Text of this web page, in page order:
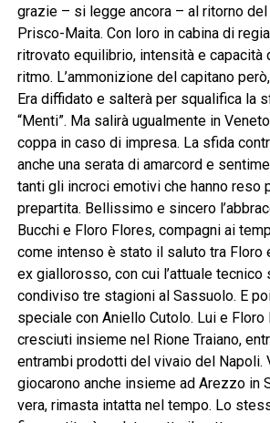
grazie – si legge ancora – al ritorno
Prisco-Maita. Con loro in cabina di
ritrovato equilibrio, intensità e capacità
ritmo. L’ammonizione del capitano
Era diffidato e salterà per squalifica la
“Menti”. Ma salirà ugualmente in
coppa in caso di impresa. La sfida
anche una serata di amarcord e
tanti gli incroci emotivi che hanno reso
prepartita. Bellissimo e sincero
Bucchi e Floro Flores, compagni ai
come intenso è stato il saluto tra Floro
ex giallorosso, con cui l’attuale tecnico
condiviso tre stagioni al Sassuolo. E
speciale con Aniello Cutolo. Lui e
cresciuti insieme nel Rione Traiano,
entrambi prodotti del vivaio del Napoli.
giocarono anche insieme ad Arezzo in
vera, rimasta intatta nel tempo. Lo